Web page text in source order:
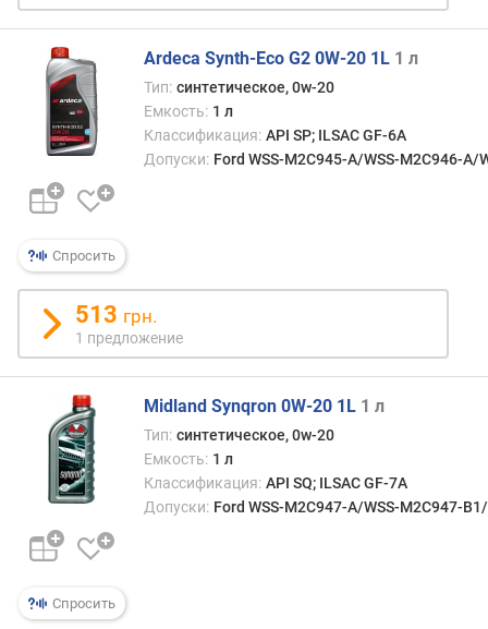
Спросить
Ardeca Synth-Eco G2 0W-20 1L 1 л
Тип: синтетическое, 0w-20
Емкость: 1 л
Классификация: API SP; ILSAC GF-6A
Допуски: Ford WSS-M2C945-A/WSS-M2C946-A/
513 грн.
1 предложение
Спросить
Midland Synqron 0W-20 1L 1 л
Тип: синтетическое, 0w-20
Емкость: 1 л
Классификация: API SQ; ILSAC GF-7A
Допуски: Ford WSS-M2C947-A/WSS-M2C947-